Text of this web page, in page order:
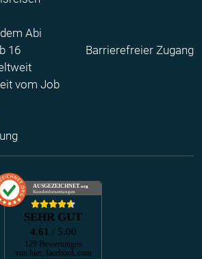
Abi
16
vom Job
Barrierefreier Zugang
AUSGEZEICHNET .org
Kundenbewertungen
SEHR GUT
4.61 / 5.00
129 Bewertungen
von hier, facebook.com